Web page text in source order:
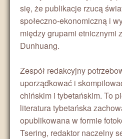
się, że publikacje rzucą
społeczno-ekonomiczną i
między grupami etnicznymi
Dunhuang.
Zespół redakcyjny
uporządkować i
chińskim i tybetańskim. To
literatura tybetańska
opublikowana w formie
Tsering, redaktor naczelny